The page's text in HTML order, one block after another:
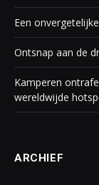
Een
Ontsnap aan de
Kamperen
wereldwijde
ARCHIEF